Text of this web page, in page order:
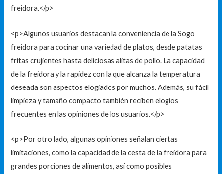
freidora.</p>
<p>Algunos usuarios destacan la conveniencia de la Sogo
freidora para cocinar una variedad de platos, desde patatas
fritas crujientes hasta deliciosas alitas de pollo. La capacidad
de la freidora y la rapidez con la que alcanza la temperatura
deseada son aspectos elogiados por muchos. Además, su fácil
limpieza y tamaño compacto también reciben elogios
frecuentes en las opiniones de los usuarios.</p>
<p>Por otro lado, algunas opiniones señalan ciertas
limitaciones, como la capacidad de la cesta de la freidora para
grandes porciones de alimentos, así como posibles